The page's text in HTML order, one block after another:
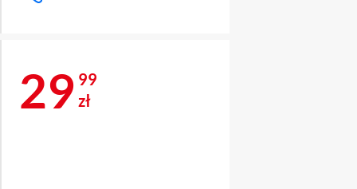
Cena 29,99 zł
29 99
zł